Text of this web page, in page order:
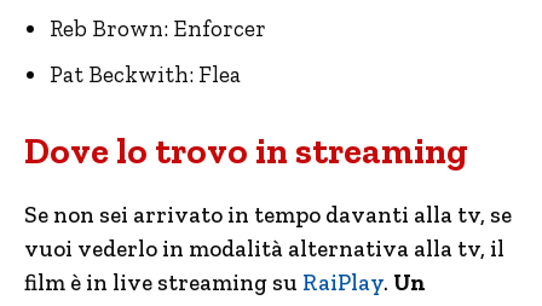
Reb Brown: Enforcer
Pat Beckwith: Flea
Dove lo trovo in streaming
Se non sei arrivato in tempo davanti alla tv, se
vuoi vederlo in modalità alternativa alla tv, il
film è in live streaming su RaiPlay. Un